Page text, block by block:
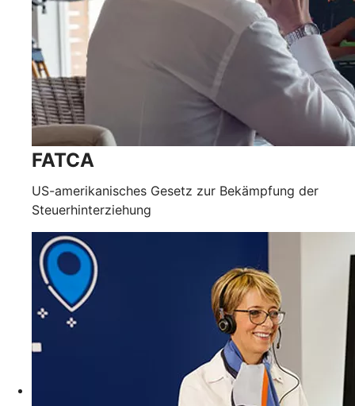
FATCA
US-amerikanisches Gesetz zur Bekämpfung der
Steuerhinterziehung